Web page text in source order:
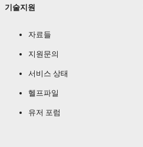
기술지원
자료들
지원문의
서비스 상태
헬프파일
유저 포럼